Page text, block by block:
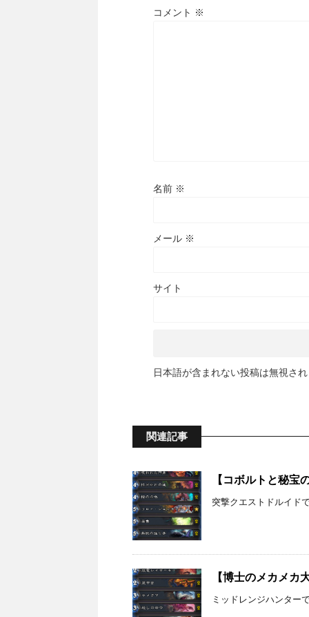
コメント ※
名前 ※
メール ※
サイト
日本語が含まれない投稿は無視さ
関連記事
【コボルトと秘宝
突撃クエストドルイド
【博士のメカメカ
ミッドレンジハンター